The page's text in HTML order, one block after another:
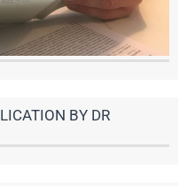
BY DR